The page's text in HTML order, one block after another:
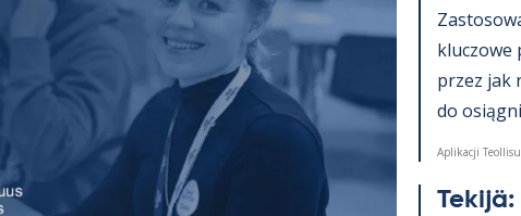
kluczowe
przez jak
do
Aplikacji
Te­kijä: